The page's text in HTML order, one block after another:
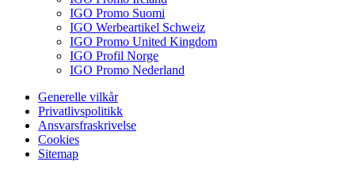
IGO Promo Suomi
IGO Werbeartikel Schweiz
IGO Promo United Kingdom
IGO Profil Norge
IGO Promo Nederland
Generelle vilkår
Privatlivspolitikk
Ansvarsfraskrivelse
Cookies
Sitemap